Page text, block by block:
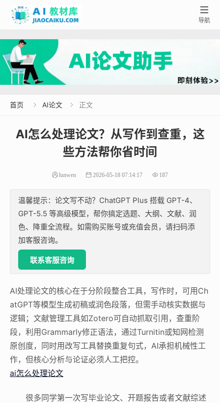

导航
首页  AI论文  正文
AI怎么处理论文？从写作到查重，这
些方法帮你省时间
lunwen 2026-05-18 07:14:17 187
温馨提示：论文写不动？ChatGPT Plus 搭载 GPT-4、
GPT-5.5 等高级模型，帮你搞定选题、大纲、文献、润
色、降重全流程。如需购买账号或充值会员，请扫码添
加客服咨询。
联系客服咨询
AI处理论文的核心在于分阶段整合工具，写作时，可用Ch
atGPT等模型生成初稿或润色段落，但需手动核实数据与
逻辑；文献管理工具如Zotero可自动抓取引用，查重阶
段，利用Grammarly修正语法，通过Turnitin或知网检测
原创度，同时用改写工具替换重复句式，AI承担机械性工
作，但核心分析与论证必须人工把控。
ai怎么处理论文
很多同学第一次写毕业论文、开题报告或者文献综述